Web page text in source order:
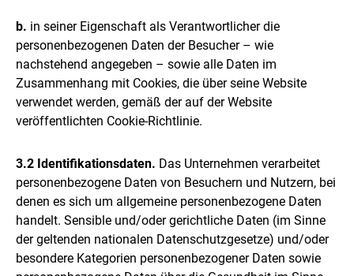
b. in seiner Eigenschaft als Verantwortlicher die
personenbezogenen Daten der Besucher – wie
nachstehend angegeben – sowie alle Daten im
Zusammenhang mit Cookies, die über seine Website
verwendet werden, gemäß der auf der Website
veröffentlichten Cookie-Richtlinie.
3.2 Identifikationsdaten. Das Unternehmen verarbeitet
personenbezogene Daten von Besuchern und Nutzern, bei
denen es sich um allgemeine personenbezogene Daten
handelt. Sensible und/oder gerichtliche Daten (im Sinne
der geltenden nationalen Datenschutzgesetze) und/oder
besondere Kategorien personenbezogener Daten sowie